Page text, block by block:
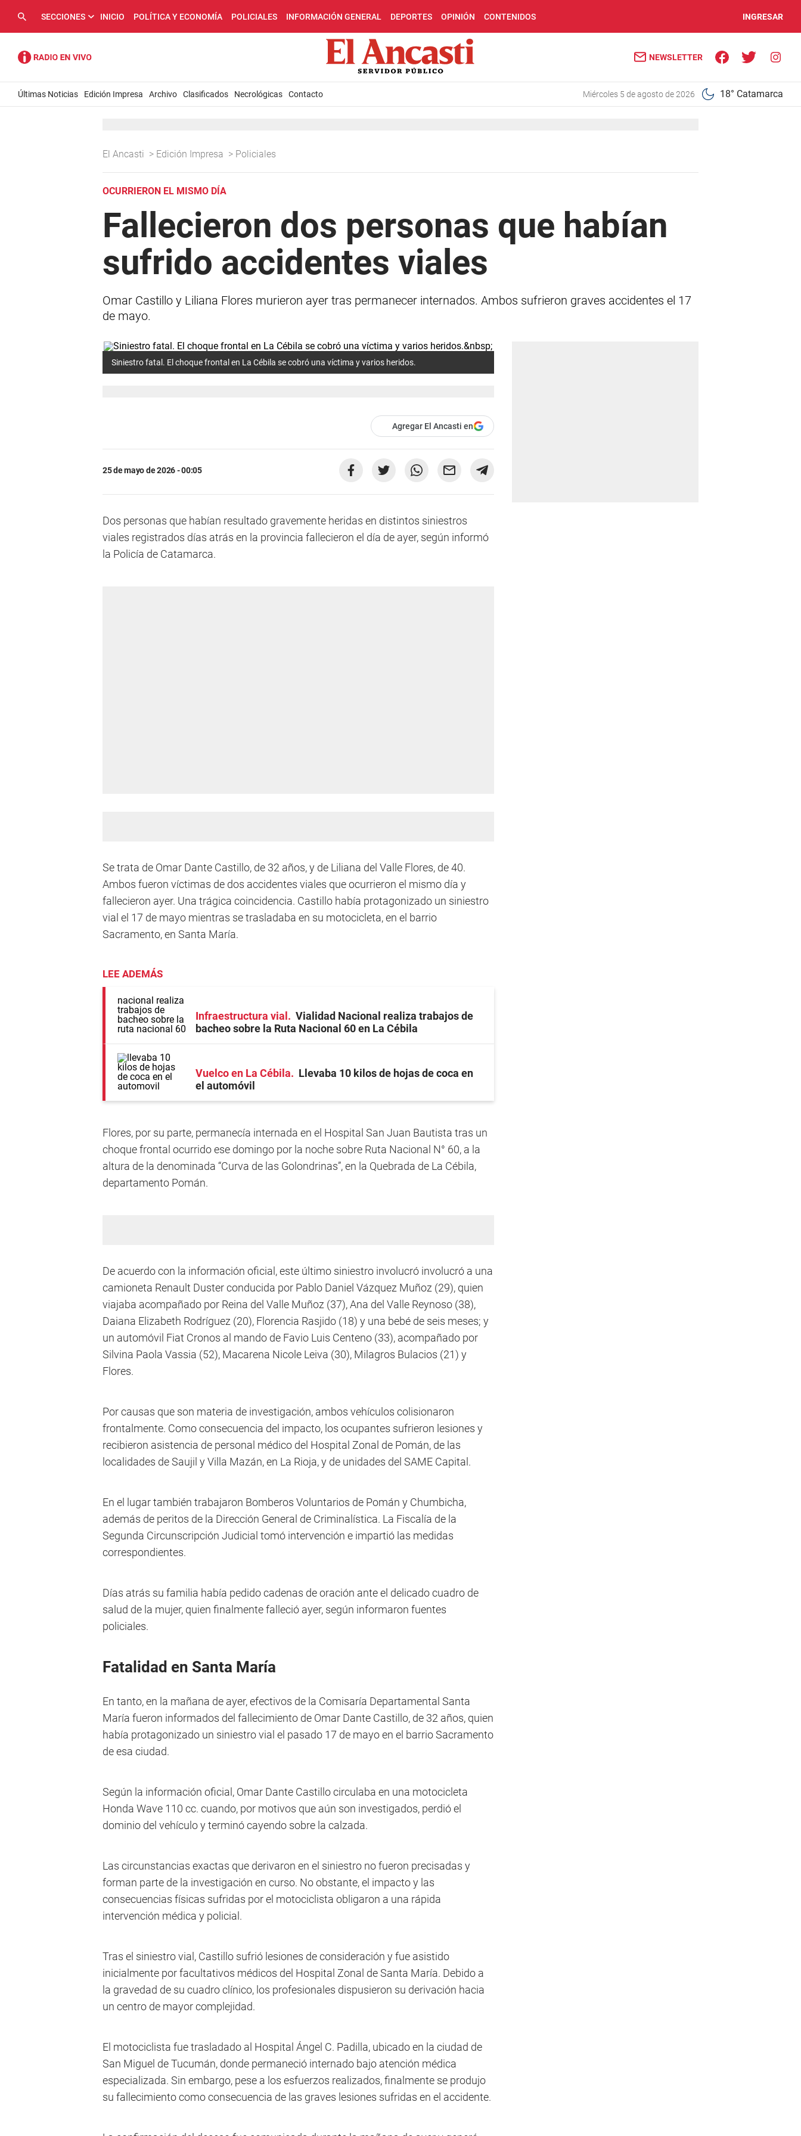
SECCIONES INICIO POLÍTICA Y ECONOMÍA POLICIALES INFORMACIÓN GENERAL DEPORTES OPINIÓN CONTENIDOS INGRESAR
NEWSLETTER
Últimas Noticias Edición Impresa Archivo Clasificados Necrológicas Contacto miércoles 5 de agosto de 2026 18° Catamarca
El Ancasti > Edición Impresa > Policiales
OCURRIERON EL MISMO DÍA
Fallecieron dos personas que habían
sufrido accidentes viales
Omar Castillo y Liliana Flores murieron ayer tras permanecer internados. Ambos sufrieron graves accidentes el 17
de mayo.
Siniestro fatal. El choque frontal en La Cébila se cobró una víctima y varios heridos.
Agregar El Ancasti en
25 de mayo de 2026 - 00:05
Dos personas que habían resultado gravemente heridas en distintos siniestros
viales registrados días atrás en la provincia fallecieron el día de ayer, según informó
la Policía de Catamarca.
Se trata de Omar Dante Castillo, de 32 años, y de Liliana del Valle Flores, de 40.
Ambos fueron víctimas de dos accidentes viales que ocurrieron el mismo día y
fallecieron ayer. Una trágica coincidencia. Castillo había protagonizado un siniestro
vial el 17 de mayo mientras se trasladaba en su motocicleta, en el barrio
Sacramento, en Santa María.
LEE ADEMÁS
Infraestructura vial
Vialidad Nacional realiza trabajos de
bacheo sobre la Ruta Nacional 60 en La Cébila
Vuelco en La Cébila
Llevaba 10 kilos de hojas de coca en
el automóvil
Flores, por su parte, permanecía internada en el Hospital San Juan Bautista tras un
choque frontal ocurrido ese domingo por la noche sobre Ruta Nacional N° 60, a la
altura de la denominada “Curva de las Golondrinas”, en la Quebrada de La Cébila,
departamento Pomán.
De acuerdo con la información oficial, este último siniestro involucró involucró a una
camioneta Renault Duster conducida por Pablo Daniel Vázquez Muñoz (29), quien
viajaba acompañado por Reina del Valle Muñoz (37), Ana del Valle Reynoso (38),
Daiana Elizabeth Rodríguez (20), Florencia Rasjido (18) y una bebé de seis meses; y
un automóvil Fiat Cronos al mando de Favio Luis Centeno (33), acompañado por
Silvina Paola Vassia (52), Macarena Nicole Leiva (30), Milagros Bulacios (21) y
Flores.
Por causas que son materia de investigación, ambos vehículos colisionaron
frontalmente. Como consecuencia del impacto, los ocupantes sufrieron lesiones y
recibieron asistencia de personal médico del Hospital Zonal de Pomán, de las
localidades de Saujil y Villa Mazán, en La Rioja, y de unidades del SAME Capital.
En el lugar también trabajaron Bomberos Voluntarios de Pomán y Chumbicha,
además de peritos de la Dirección General de Criminalística. La Fiscalía de la
Segunda Circunscripción Judicial tomó intervención e impartió las medidas
correspondientes.
Días atrás su familia había pedido cadenas de oración ante el delicado cuadro de
salud de la mujer, quien finalmente falleció ayer, según informaron fuentes
policiales.
Fatalidad en Santa María
En tanto, en la mañana de ayer, efectivos de la Comisaría Departamental Santa
María fueron informados del fallecimiento de Omar Dante Castillo, de 32 años, quien
había protagonizado un siniestro vial el pasado 17 de mayo en el barrio Sacramento
de esa ciudad.
Según la información oficial, Omar Dante Castillo circulaba en una motocicleta
Honda Wave 110 cc. cuando, por motivos que aún son investigados, perdió el
dominio del vehículo y terminó cayendo sobre la calzada.
Las circunstancias exactas que derivaron en el siniestro no fueron precisadas y
forman parte de la investigación en curso. No obstante, el impacto y las
consecuencias físicas sufridas por el motociclista obligaron a una rápida
intervención médica y policial.
Tras el siniestro vial, Castillo sufrió lesiones de consideración y fue asistido
inicialmente por facultativos médicos del Hospital Zonal de Santa María. Debido a
la gravedad de su cuadro clínico, los profesionales dispusieron su derivación hacia
un centro de mayor complejidad.
El motociclista fue trasladado al Hospital Ángel C. Padilla, ubicado en la ciudad de
San Miguel de Tucumán, donde permaneció internado bajo atención médica
especializada. Sin embargo, pese a los esfuerzos realizados, finalmente se produjo
su fallecimiento como consecuencia de las graves lesiones sufridas en el accidente.